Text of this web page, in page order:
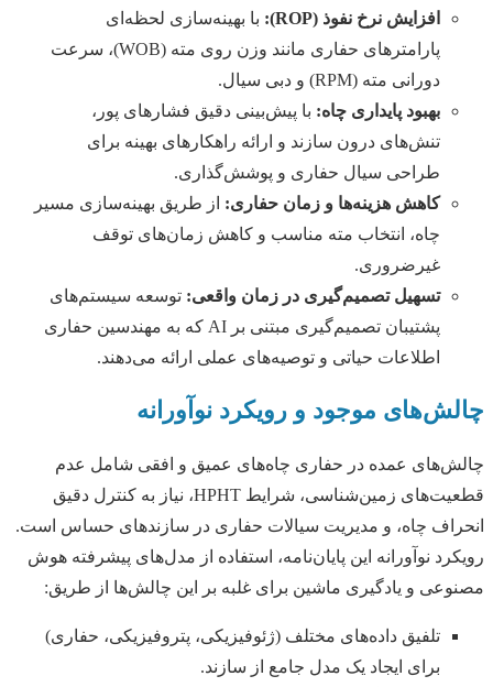
افزایش نرخ نفوذ (ROP):
با بهینه‌سازی لحظه‌ای
پارامترهای حفاری مانند وزن روی مته (WOB)، سرعت
دورانی مته (RPM) و دبی سیال.
بهبود پایداری چاه: با پیش‌بینی دقیق فشارهای پور،
تنش‌های درون سازند و ارائه راهکارهای بهینه برای
طراحی سیال حفاری و پوشش‌گذاری.
کاهش هزینه‌ها و زمان حفاری: از طریق بهینه‌سازی مسیر
چاه، انتخاب مته مناسب و کاهش زمان‌های توقف
غیرضروری.
تسهیل تصمیم‌گیری در زمان واقعی: توسعه سیستم‌های
پشتیبان تصمیم‌گیری مبتنی بر AI که به مهندسین حفاری
اطلاعات حیاتی و توصیه‌های عملی ارائه می‌دهند.
چالش‌های موجود و رویکرد نوآورانه
چالش‌های عمده در حفاری چاه‌های عمیق و افقی شامل عدم
قطعیت‌های زمین‌شناسی، شرایط HPHT، نیاز به کنترل دقیق
انحراف چاه، و مدیریت سیالات حفاری در سازندهای حساس است.
رویکرد نوآورانه این پایان‌نامه، استفاده از مدل‌های پیشرفته هوش
مصنوعی و یادگیری ماشین برای غلبه بر این چالش‌ها از طریق:
تلفیق داده‌های مختلف (ژئوفیزیکی، پتروفیزیکی، حفاری)
برای ایجاد یک مدل جامع از سازند.